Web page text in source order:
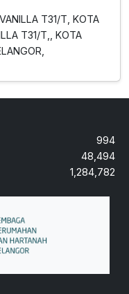
T31/T, KOTA
T31/T,, KOTA
994
48,494
1,284,782